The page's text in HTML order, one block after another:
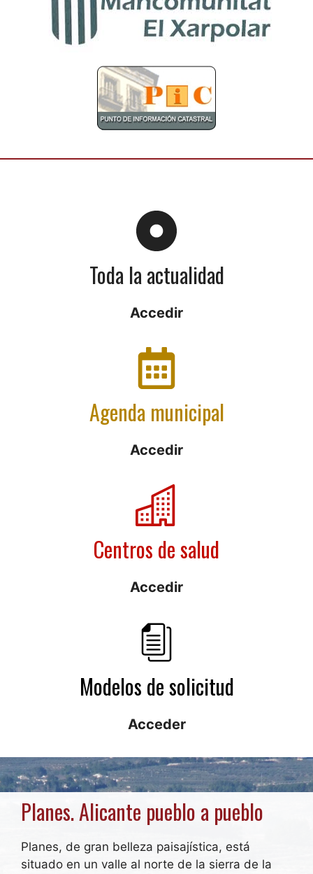
Toda la actualidad
Accedir
Agenda municipal
Accedir
Centros de salud
Accedir
Modelos de solicitud
Acceder
Planes. Alicante pueblo a pueblo
Planes, de gran belleza paisajística, está
situado en un valle al norte de la sierra de la